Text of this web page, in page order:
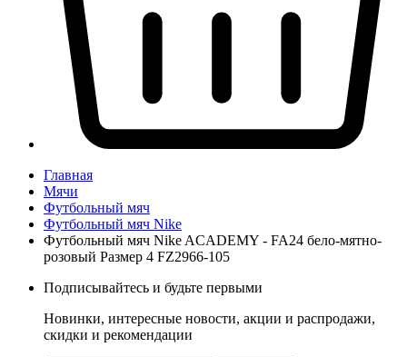
Главная
Мячи
Футбольный мяч
Футбольный мяч Nike
Футбольный мяч Nike ACADEMY - FA24 бело-мятно-
розовый Размер 4 FZ2966-105
Подписывайтесь и будьте первыми
Новинки, интересные новости, акции и распродажи,
скидки и рекомендации